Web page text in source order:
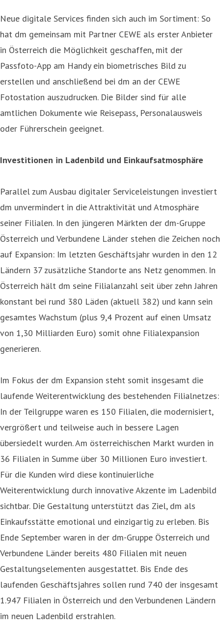
Neue digitale Services finden sich auch im Sortiment: So
hat dm gemeinsam mit Partner CEWE als erster Anbieter
in Österreich die Möglichkeit geschaffen, mit der
Passfoto-App am Handy ein biometrisches Bild zu
erstellen und anschließend bei dm an der CEWE
Fotostation auszudrucken. Die Bilder sind für alle
amtlichen Dokumente wie Reisepass, Personalausweis
oder Führerschein geeignet.
Investitionen in Ladenbild und Einkaufsatmosphäre
Parallel zum Ausbau digitaler Serviceleistungen investiert
dm unvermindert in die Attraktivität und Atmosphäre
seiner Filialen. In den jüngeren Märkten der dm-Gruppe
Österreich und Verbundene Länder stehen die Zeichen noch
auf Expansion: Im letzten Geschäftsjahr wurden in den 12
Ländern 37 zusätzliche Standorte ans Netz genommen. In
Österreich hält dm seine Filialanzahl seit über zehn Jahren
konstant bei rund 380 Läden (aktuell 382) und kann sein
gesamtes Wachstum (plus 9,4 Prozent auf einen Umsatz
von 1,30 Milliarden Euro) somit ohne Filialexpansion
generieren.
Im Fokus der dm Expansion steht somit insgesamt die
laufende Weiterentwicklung des bestehenden Filialnetzes:
In der Teilgruppe waren es 150 Filialen, die modernisiert,
vergrößert und teilweise auch in bessere Lagen
übersiedelt wurden. Am österreichischen Markt wurden in
36 Filialen in Summe über 30 Millionen Euro investiert.
Für die Kunden wird diese kontinuierliche
Weiterentwicklung durch innovative Akzente im Ladenbild
sichtbar. Die Gestaltung unterstützt das Ziel, dm als
Einkaufsstätte emotional und einzigartig zu erleben. Bis
Ende September waren in der dm-Gruppe Österreich und
Verbundene Länder bereits 480 Filialen mit neuen
Gestaltungselementen ausgestattet. Bis Ende des
laufenden Geschäftsjahres sollen rund 740 der insgesamt
1.947 Filialen in Österreich und den Verbundenen Ländern
im neuen Ladenbild erstrahlen.